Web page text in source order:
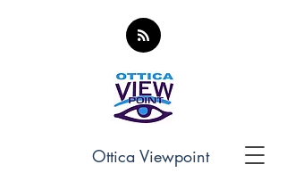
Ottica Viewpoint